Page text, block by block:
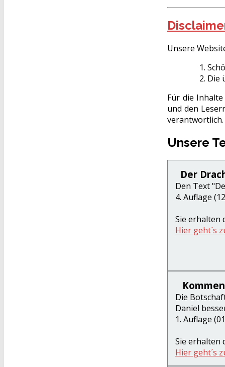
Unsere
Die
Für die
und den
Unsere
Der
Den Text
4. Auflage
Sie erhalten
Hier geht´s
Die
Daniel
1. Auflage
Sie erhalten
Hier geht´s